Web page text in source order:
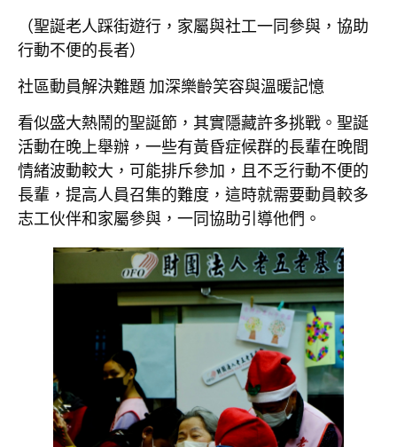
（聖誕老人踩街遊行，家屬與社工一同參與，協助
行動不便的長者）
社區動員解決難題 加深樂齡笑容與溫暖記憶
看似盛大熱鬧的聖誕節，其實隱藏許多挑戰。聖誕
活動在晚上舉辦，一些有黃昏症候群的長輩在晚間
情緒波動較大，可能排斥參加，且不乏行動不便的
長輩，提高人員召集的難度，這時就需要動員較多
志工伙伴和家屬參與，一同協助引導他們。